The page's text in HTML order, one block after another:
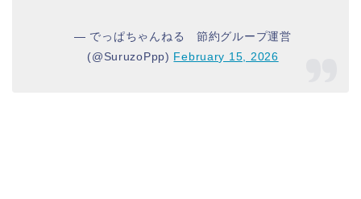
— でっぱちゃんねる 節約グループ運営
(@SuruzoPpp) February 15, 2026